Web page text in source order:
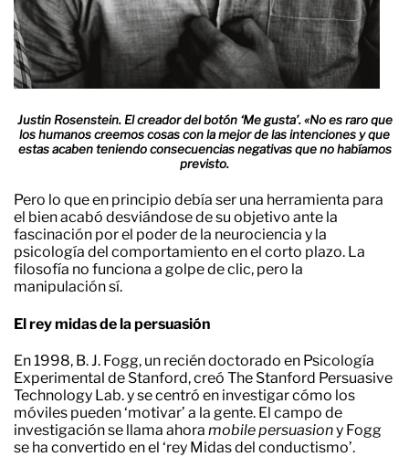
Justin Rosenstein. El creador del botón ‘Me gusta’. «No es raro que
los humanos creemos cosas con la mejor de las intenciones y que
estas acaben teniendo consecuencias negativas que no habíamos
previsto.
Pero lo que en principio debía ser una herramienta para
el bien acabó desviándose de su objetivo ante la
fascinación por el poder de la neurociencia y la
psicología del comportamiento en el corto plazo. La
filosofía no funciona a golpe de clic, pero la
manipulación sí.
El rey midas de la persuasión
En 1998, B. J. Fogg, un recién doctorado en Psicología
Experimental de Stanford, creó The Stanford Persuasive
Technology Lab. y se centró en investigar cómo los
móviles pueden ‘motivar’ a la gente. El campo de
investigación se llama ahora mobile persuasiony Fogg
se ha convertido en el ‘rey Midas del conductismo’.